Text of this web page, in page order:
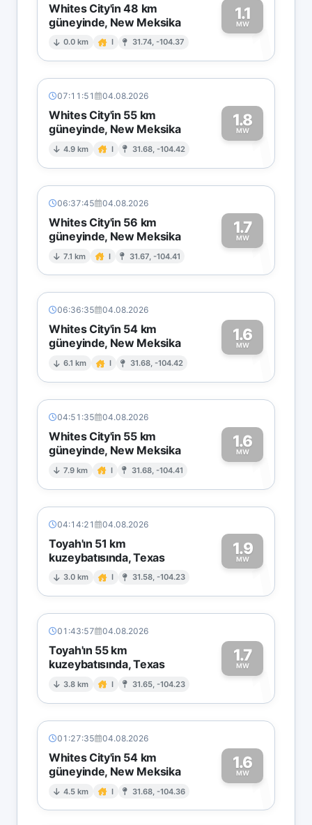
Whites City'in 48 km
güneyinde, New Meksika
0.0 km I 31.74, -104.37
1.1
MW1
07:11:51 04.08.2026
Whites City'in 55 km
güneyinde, New Meksika
4.9 km I 31.68, -104.42
1.8
MW1
06:37:45 04.08.2026
Whites City'in 56 km
güneyinde, New Meksika
7.1 km I 31.67, -104.41
1.7
MW1
06:36:35 04.08.2026
Whites City'in 54 km
güneyinde, New Meksika
6.1 km I 31.68, -104.42
1.6
MW1
04:51:35 04.08.2026
Whites City'in 55 km
güneyinde, New Meksika
7.9 km I 31.68, -104.41
1.6
MW1
04:14:21 04.08.2026
Toyah'ın 51 km
kuzeybatısında, Texas
3.0 km I 31.58, -104.23
1.9
MW1
01:43:57 04.08.2026
Toyah'ın 55 km
kuzeybatısında, Texas
3.8 km I 31.65, -104.23
1.7
MW1
01:27:35 04.08.2026
Whites City'in 54 km
güneyinde, New Meksika
4.5 km I 31.68, -104.36
1.6
MW1